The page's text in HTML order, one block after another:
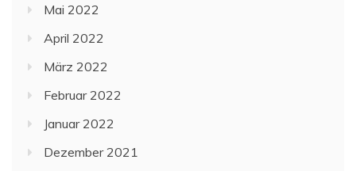
Mai 2022
April 2022
März 2022
Februar 2022
Januar 2022
Dezember 2021